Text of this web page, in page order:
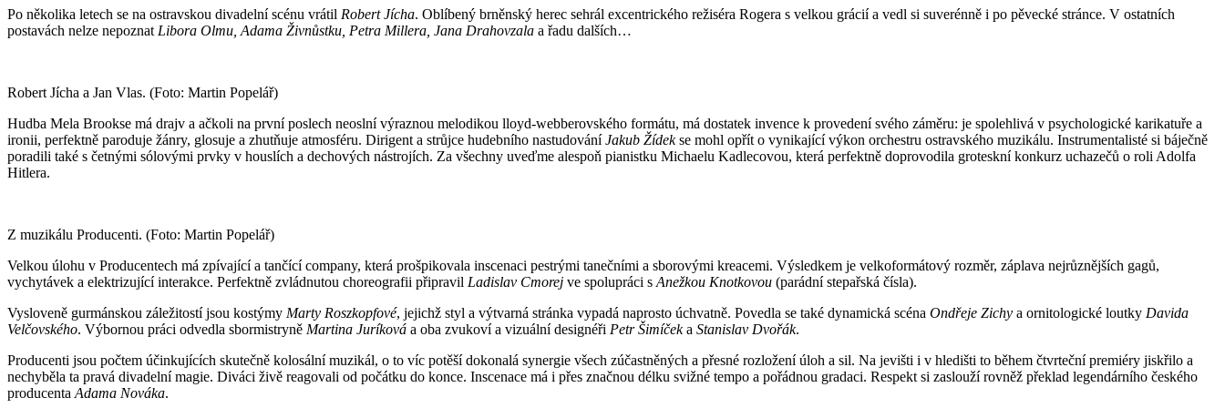
Po několika letech se na ostravskou divadelní scénu vrátil Robert Jícha. Oblíbený brněnský herec sehrál excentrického režiséra Rogera s velkou grácií a vedl si suverénně i po pěvecké stránce. V ostatních
postavách nelze nepoznat Libora Olmu, Adama Živnůstku, Petra Millera, Jana Drahovzala a řadu dalších…
Robert Jícha a Jan Vlas. (Foto: Martin Popelář)
Hudba Mela Brookse má drajv a ačkoli na první poslech neoslní výraznou melodikou lloyd-webberovského formátu, má dostatek invence k provedení svého záměru: je spolehlivá v psychologické karikatuře a
ironii, perfektně paroduje žánry, glosuje a zhutňuje atmosféru. Dirigent a strůjce hudebního nastudováníJakub Žídekse mohl opřít o vynikající výkon orchestru ostravského muzikálu. Instrumentalisté si báječně
poradili také s četnými sólovými prvky v houslích a dechových nástrojích. Za všechny uveďme alespoň pianistku Michaelu Kadlecovou, která perfektně doprovodila groteskní konkurz uchazečů o roli Adolfa
Hitlera.
Z muzikálu Producenti. (Foto: Martin Popelář)
Velkou úlohu v Producentech má zpívající a tančící company, která prošpikovala inscenaci pestrými tanečními a sborovými kreacemi. Výsledkem je velkoformátový rozměr, záplava nejrůznějších gagů,
vychytávek a elektrizující interakce. Perfektně zvládnutou choreografii připravil Ladislav Cmorej ve spolupráci s Anežkou Knotkovou (parádní stepařská čísla).
Vysloveně gurmánskou záležitostí jsou kostýmy Marty Roszkopfové, jejichž styl a výtvarná stránka vypadá naprosto úchvatně. Povedla se také dynamická scéna Ondřeje Zichy a ornitologické loutky Davida
Velčovského. Výbornou práci odvedla sbormistryně Martina Juríková a oba zvukoví a vizuální designéři Petr Šimíčeka Stanislav Dvořák.
Producenti jsou počtem účinkujících skutečně kolosální muzikál, o to víc potěší dokonalá synergie všech zúčastněných a přesné rozložení úloh a sil. Na jevišti i v hledišti to během čtvrteční premiéry jiskřilo a
nechyběla ta pravá divadelní magie. Diváci živě reagovali od počátku do konce. Inscenace má i přes značnou délku svižné tempo a pořádnou gradaci. Respekt si zaslouží rovněž překlad legendárního českého
producenta Adama Nováka.